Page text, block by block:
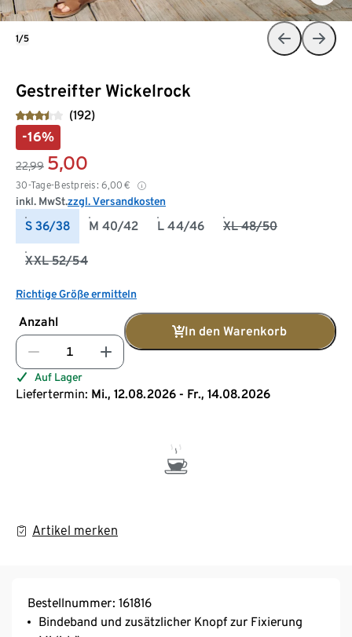
Gestreifter Wickelrock
(192)
-16%
22,99 5,00
30-Tage-Bestpreis: 6,00 €
inkl. MwSt.zzgl. Versandkosten
S 36/38 M 40/42 L 44/46 XL 48/50
XXL 52/54
Richtige Größe ermitteln
Anzahl
In den Warenkorb
Auf Lager
Liefertermin: Mi., 12.08.2026 - Fr., 14.08.2026
Artikel merken
1/5
Bestellnummer: 161816
Bindeband und zusätzlicher Knopf zur Fixierung